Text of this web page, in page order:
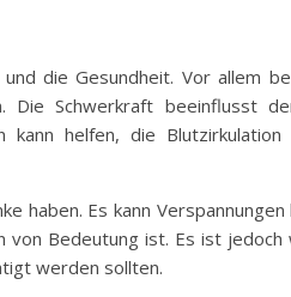
die Gesundheit. Vor allem
Schwerkraft beeinflusst
kann helfen, die
haben. Es kann
Bedeutung ist. Es ist jedoch
werden sollten.